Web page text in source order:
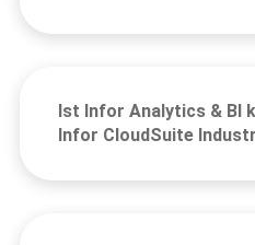
Ist Infor Analytics & BI
Infor CloudSuite